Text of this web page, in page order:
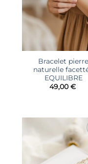
Bracelet pierre
naturelle
EQUILIBRE
49,00 €
à la